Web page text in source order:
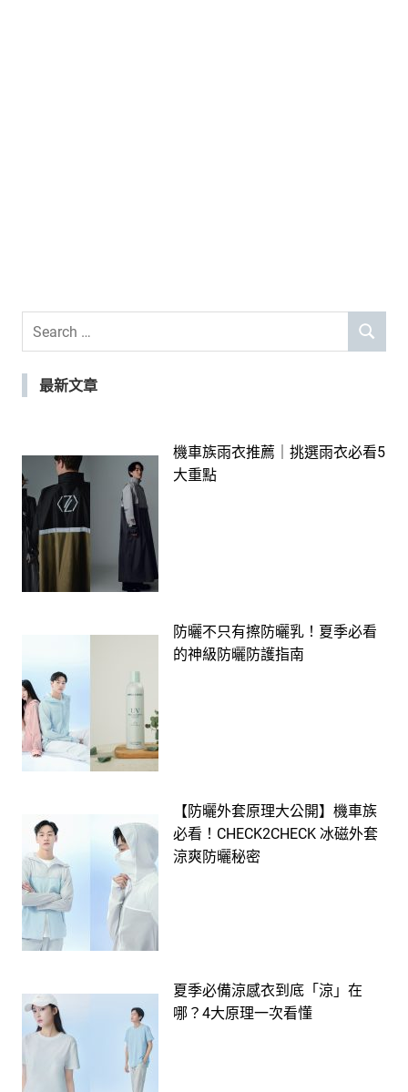
Search
SEARCH
最新文章
機車族雨衣推薦｜挑選雨衣必看5
大重點
防曬不只有擦防曬乳！夏季必看
的神級防曬防護指南
【防曬外套原理大公開】機車族
必看！CHECK2CHECK 冰磁外套
涼爽防曬秘密
夏季必備涼感衣到底「涼」在
哪？4大原理一次看懂